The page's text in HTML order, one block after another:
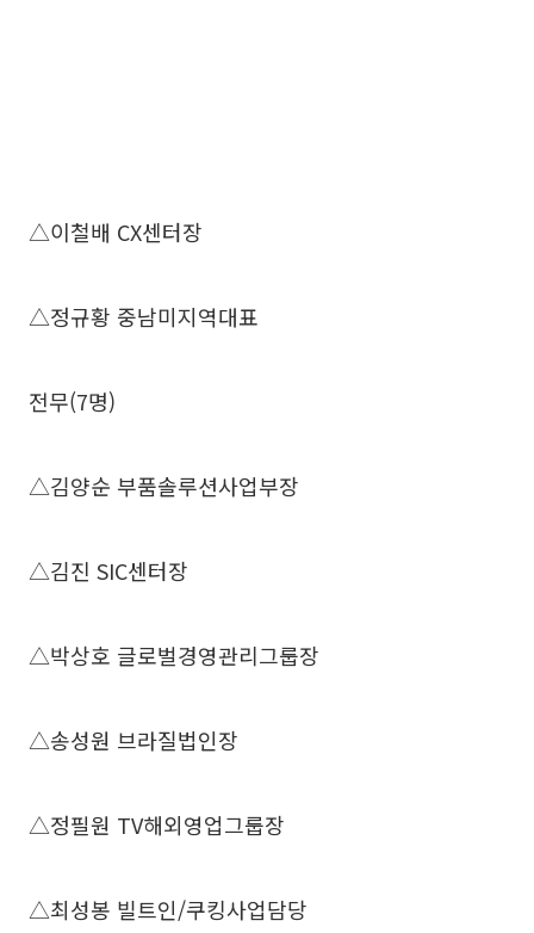
△이철배 CX센터장
△정규황 중남미지역대표
전무(7명)
△김양순 부품솔루션사업부장
△김진 SIC센터장
△박상호 글로벌경영관리그룹장
△송성원 브라질법인장
△정필원 TV해외영업그룹장
△최성봉 빌트인/쿠킹사업담당